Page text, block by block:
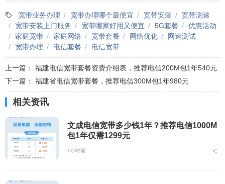
宽带业务办理 宽带办理哪个最便宜 宽带安装
宽带测速
宽带安装上门服务
宽带哪家好用又便宜 5G套餐
优惠活动
家庭宽带
家庭网络 宽带套餐 网络优化
网速测试
宽带办理
电信套餐 电信宽带
上一篇： 福建电信宽带套餐资费介绍表，推荐电信200M包1年540元
下一篇： 福建省电信宽带套餐，推荐电信300M包1年980元
相关资讯
文成电信宽带多少钱1年？推荐电信1000M
包1年仅需1299元
1小时前